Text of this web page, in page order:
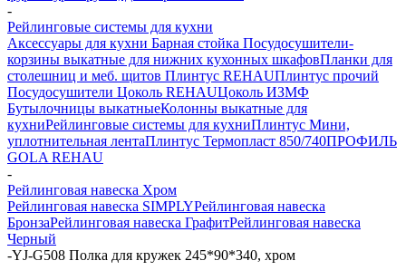
-
Рейлинговые системы для кухни
Аксессуары для кухни Барная стойка Посудосушители-
корзины выкатные для нижних кухонных шкафовПланки для
столешниц и меб. щитов Плинтус REHAUПлинтус прочий
Посудосушители Цоколь REHAUЦоколь ИЗМФ
Бутылочницы выкатныеКолонны выкатные для
кухниРейлинговые системы для кухниПлинтус Мини,
уплотнительная лентаПлинтус Термопласт 850/740ПРОФИЛЬ
GOLA REHAU
-
Рейлинговая навеска Хром
Рейлинговая навеска SIMPLYРейлинговая навеска
БронзаРейлинговая навеска ГрафитРейлинговая навеска
Черный
-YJ-G508 Полка для кружек 245*90*340, хром